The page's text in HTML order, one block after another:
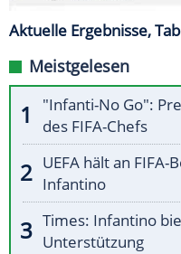
Aktuelle Ergebnisse,
Meistgelesen
"Infanti-No Go":
des FIFA-Chefs
UEFA hält an FIFA-
Infantino
Times: Infantino
Unterstützung